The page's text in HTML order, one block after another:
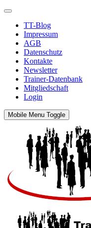
TT-Blog
Impressum
AGB
Datenschutz
Kontakte
Newsletter
Trainer-Datenbank
Mitgliedschaft
Login
Mobile Menu Toggle